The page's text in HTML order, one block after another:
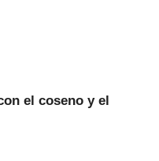
el coseno y el